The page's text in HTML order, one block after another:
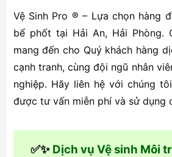
Vệ Sinh Pro ® – Lựa chọn hàng
bể phốt tại Hải An, Hải Phòng.
mang đến cho Quý khách hàng
cạnh tranh, cùng đội ngũ nhân
nghiệp. Hãy liên hệ với chúng
được tư vấn miễn phí và sử dụng
✅✨ Dịch vụ Vệ sinh Môi